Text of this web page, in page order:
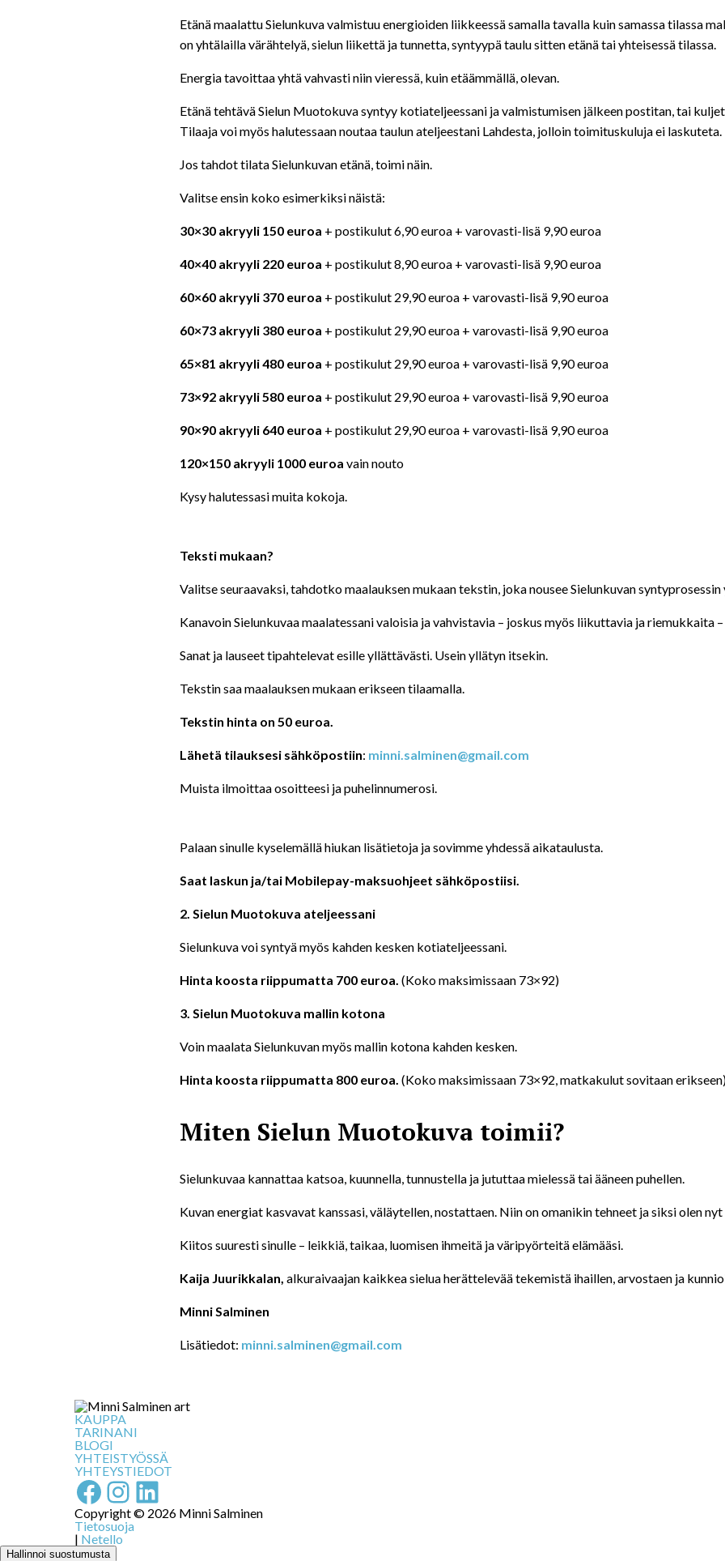
Etänä maalattu Sielunkuva valmistuu energioiden liikkeessä samalla tavalla kuin samassa tilassa
on yhtälailla värähtelyä, sielun liikettä ja tunnetta, syntyypä taulu sitten etänä tai yhteisessä tilassa.
Energia tavoittaa yhtä vahvasti niin vieressä, kuin etäämmällä, olevan.
Etänä tehtävä Sielun Muotokuva syntyy kotiateljeessani ja valmistumisen jälkeen postitan, tai
Tilaaja voi myös halutessaan noutaa taulun ateljeestani Lahdesta, jolloin toimituskuluja ei laskuteta.
Jos tahdot tilata Sielunkuvan etänä, toimi näin.
Valitse ensin koko esimerkiksi näistä:
30×30 akryyli 150 euroa + postikulut 6,90 euroa + varovasti-lisä 9,90 euroa
40×40 akryyli 220 euroa + postikulut 8,90 euroa + varovasti-lisä 9,90 euroa
60×60 akryyli 370 euroa + postikulut 29,90 euroa + varovasti-lisä 9,90 euroa
60×73 akryyli 380 euroa + postikulut 29,90 euroa + varovasti-lisä 9,90 euroa
65×81 akryyli 480 euroa + postikulut 29,90 euroa + varovasti-lisä 9,90 euroa
73×92 akryyli 580 euroa + postikulut 29,90 euroa + varovasti-lisä 9,90 euroa
90×90 akryyli 640 euroa + postikulut 29,90 euroa + varovasti-lisä 9,90 euroa
120×150 akryyli 1000 euroa vain nouto
Kysy halutessasi muita kokoja.
Teksti mukaan?
Valitse seuraavaksi, tahdotko maalauksen mukaan tekstin, joka nousee Sielunkuvan syntyprosessin
Kanavoin Sielunkuvaa maalatessani valoisia ja vahvistavia – joskus myös liikuttavia ja riemukkaita
Sanat ja lauseet tipahtelevat esille yllättävästi. Usein yllätyn itsekin.
Tekstin saa maalauksen mukaan erikseen tilaamalla.
Tekstin hinta on 50 euroa.
Lähetä tilauksesi sähköpostiin: minni.salminen@gmail.com
Muista ilmoittaa osoitteesi ja puhelinnumerosi.
Palaan sinulle kyselemällä hiukan lisätietoja ja sovimme yhdessä aikataulusta.
Saat laskun ja/tai Mobilepay-maksuohjeet sähköpostiisi.
2. Sielun Muotokuva ateljeessani
Sielunkuva voi syntyä myös kahden kesken kotiateljeessani.
Hinta koosta riippumatta 700 euroa. (Koko maksimissaan 73×92)
3. Sielun Muotokuva mallin kotona
Voin maalata Sielunkuvan myös mallin kotona kahden kesken.
Hinta koosta riippumatta 800 euroa. (Koko maksimissaan 73×92, matkakulut sovitaan
Miten Sielun Muotokuva toimii?
Sielunkuvaa kannattaa katsoa, kuunnella, tunnustella ja jututtaa mielessä tai ääneen puhellen.
Kuvan energiat kasvavat kanssasi, väläytellen, nostattaen. Niin on omanikin tehneet ja siksi olen nyt
Kiitos suuresti sinulle – leikkiä, taikaa, luomisen ihmeitä ja väripyörteitä elämääsi.
Kaija Juurikkalan, alkuraivaajan kaikkea sielua herättelevää tekemistä ihaillen, arvostaen ja
Minni Salminen
Lisätiedot: minni.salminen@gmail.com
KAUPPA
TARINANI
BLOGI
YHTEISTYÖSSÄ
YHTEYSTIEDOT
Facebook
Instagram
LinkedIn
Copyright © 2026 Minni Salminen
Tietosuoja
| Netello
Hallinnoi suostumusta